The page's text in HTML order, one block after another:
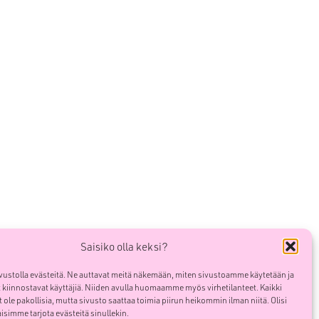
Saisiko olla keksi?
evästeitä. Ne auttavat meitä näkemään, miten sivustoamme käytetään ja
käyttäjiä. Niiden avulla huomaamme myös virhetilanteet. Kaikki
ole pakollisia, mutta sivusto saattaa toimia piirun heikommin ilman niitä. Olisi
tarjota evästeitä sinullekin.